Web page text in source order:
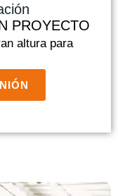
PROYECTO
altura para